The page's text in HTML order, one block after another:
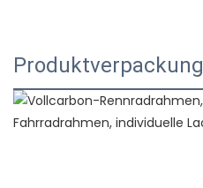
Produktverpackung